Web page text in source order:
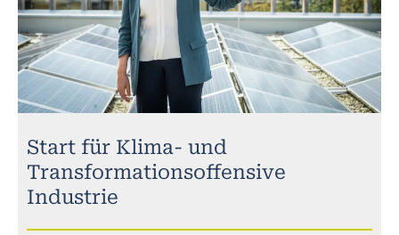
Start für Klima- und
Transformationsoffensive
Industrie